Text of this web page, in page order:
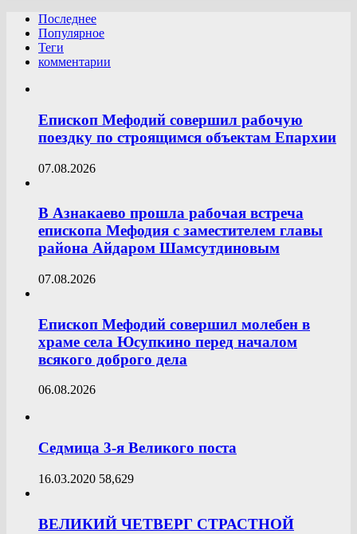
Последнее
Популярное
Теги
комментарии
Епископ Мефодий совершил рабочую
поездку по строящимся объектам Епархии
07.08.2026
В Азнакаево прошла рабочая встреча
епископа Мефодия с заместителем главы
района Айдаром Шамсутдиновым
07.08.2026
Епископ Мефодий совершил молебен в
храме села Юсупкино перед началом
всякого доброго дела
06.08.2026
Седмица 3-я Великого поста
16.03.2020 58,629
ВЕЛИКИЙ ЧЕТВЕРГ СТРАСТНОЙ